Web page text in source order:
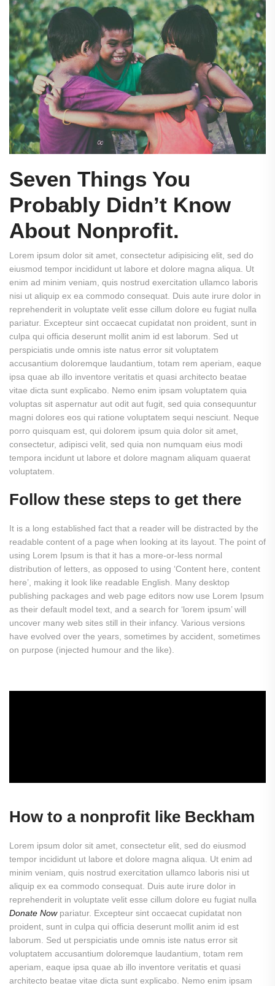
Seven Things You
Probably Didn’t Know
About Nonprofit.
Lorem ipsum dolor sit amet, consectetur adipisicing elit, sed do
eiusmod tempor incididunt ut labore et dolore magna aliqua. Ut
enim ad minim veniam, quis nostrud exercitation ullamco laboris
nisi ut aliquip ex ea commodo consequat. Duis aute irure dolor in
reprehenderit in voluptate velit esse cillum dolore eu fugiat nulla
pariatur. Excepteur sint occaecat cupidatat non proident, sunt in
culpa qui officia deserunt mollit anim id est laborum. Sed ut
perspiciatis unde omnis iste natus error sit voluptatem
accusantium doloremque laudantium, totam rem aperiam, eaque
ipsa quae ab illo inventore veritatis et quasi architecto beatae
vitae dicta sunt explicabo. Nemo enim ipsam voluptatem quia
voluptas sit aspernatur aut odit aut fugit, sed quia consequuntur
magni dolores eos qui ratione voluptatem sequi nesciunt. Neque
porro quisquam est, qui dolorem ipsum quia dolor sit amet,
consectetur, adipisci velit, sed quia non numquam eius modi
tempora incidunt ut labore et dolore magnam aliquam quaerat
voluptatem.
Follow these steps to get there
It is a long established fact that a reader will be distracted by the
readable content of a page when looking at its layout. The point of
using Lorem Ipsum is that it has a more-or-less normal
distribution of letters, as opposed to using ‘Content here, content
here’, making it look like readable English. Many desktop
publishing packages and web page editors now use Lorem Ipsum
as their default model text, and a search for ‘lorem ipsum’ will
uncover many web sites still in their infancy. Various versions
have evolved over the years, sometimes by accident, sometimes
on purpose (injected humour and the like).
How to a nonprofit like Beckham
Lorem ipsum dolor sit amet, consectetur elit, sed do eiusmod
tempor incididunt ut labore et dolore magna aliqua. Ut enim ad
minim veniam, quis nostrud exercitation ullamco laboris nisi ut
aliquip ex ea commodo consequat. Duis aute irure dolor in
reprehenderit in voluptate velit esse cillum dolore eu fugiat nulla
Donate Nowpariatur. Excepteur sint occaecat cupidatat non
proident, sunt in culpa qui officia deserunt mollit anim id est
laborum. Sed ut perspiciatis unde omnis iste natus error sit
voluptatem accusantium doloremque laudantium, totam rem
aperiam, eaque ipsa quae ab illo inventore veritatis et quasi
architecto beatae vitae dicta sunt explicabo. Nemo enim ipsam